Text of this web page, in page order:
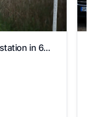
Wohnmobil Entsorgungsstation in 66706 Perl-Nennig